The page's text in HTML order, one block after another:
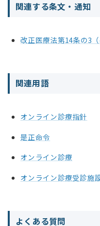
関連する条文・通知
改正医療法第14条の3（
関連用語
オンライン診療指針
是正命令
オンライン診療
オンライン診療受診施
よくある質問